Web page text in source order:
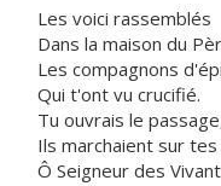
Les voici rassemblés
Dans la maison du
Les compagnons
Qui t'ont vu crucifié.
Tu ouvrais le
Ils marchaient sur
Ô Seigneur des